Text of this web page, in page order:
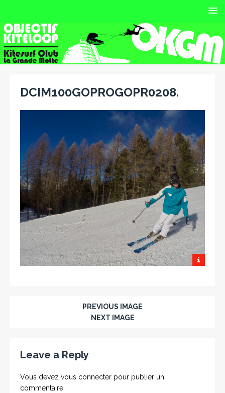
DCIM100GOPROGOPR0208.
PREVIOUS IMAGE
NEXT IMAGE
Leave a Reply
Vous devez vous connecter pour publier un
commentaire.